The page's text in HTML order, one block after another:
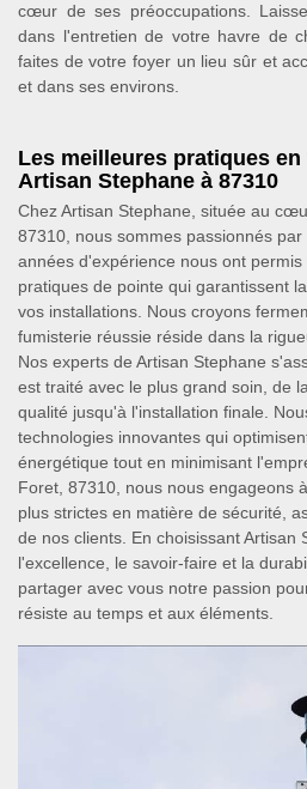
cœur de ses préoccupations.
dans l'entretien de votre havre de
faites de votre foyer un lieu sûr et
et dans ses environs.
Les meilleures pratiques
Artisan Stephane à 87310
Chez Artisan Stephane, située au
87310, nous sommes passionnés
années d'expérience nous ont
pratiques de pointe qui garantissent
vos installations. Nous croyons
fumisterie réussie réside dans la
Nos experts de Artisan Stephane
est traité avec le plus grand soin, de
qualité jusqu'à l'installation finale.
technologies innovantes qui
énergétique tout en minimisant
Foret, 87310, nous nous engageons
plus strictes en matière de sécurité,
de nos clients. En choisissant Artisan
l'excellence, le savoir-faire et la
partager avec vous notre passion
résiste au temps et aux éléments.